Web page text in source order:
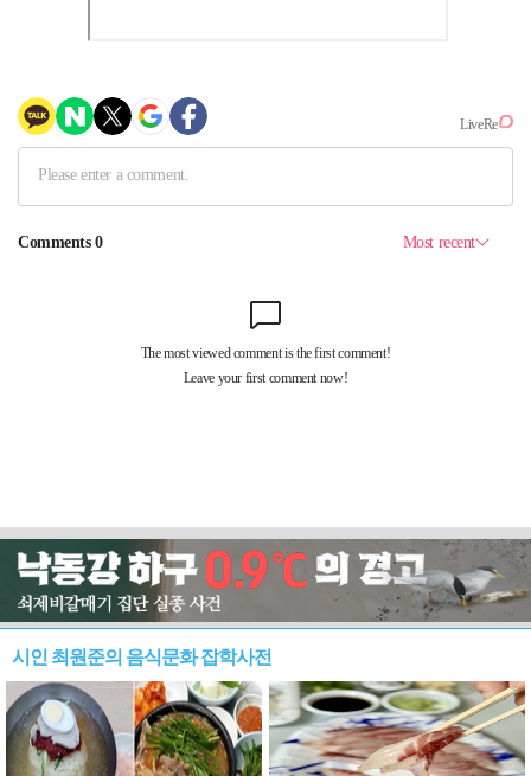
시인 최원준의 음식문화 잡학사전